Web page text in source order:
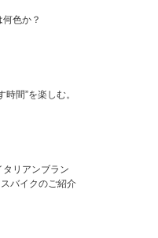
色か？
間”を楽しむ。
タリアンブラン
バイクのご紹介